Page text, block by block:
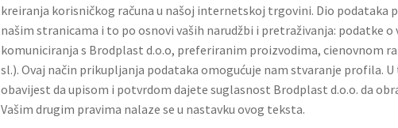
kreiranja korisničkog računa u našoj internetskoj trgovini. Dio podataka
našim stranicama i to po osnovi vaših narudžbi i pretraživanja: podatke
komuniciranja s Brodplast d.o.o, preferiranim proizvodima, cienovnom
sl.). Ovaj način prikupljanja podataka omogućuje nam stvaranje profila.
obavijest da upisom i potvrdom dajete suglasnost Brodplast d.o.o. da
Vašim drugim pravima nalaze se u nastavku ovog teksta.